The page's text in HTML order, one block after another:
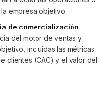
empresa objetivo.
de comercialización
del motor de ventas y
incluidas las métricas
clientes (CAC) y el valor del